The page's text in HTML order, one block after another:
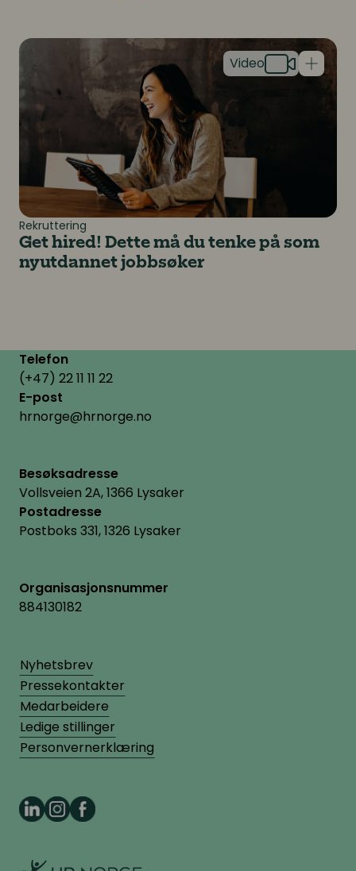
Rekruttering
Get hired! Dette må du tenke på som
nyutdannet jobbsøker
Get hired! Dette må du tenke på som nyutdannet
Telefon
(+47) 22 11 11 22
E-post
hrnorge@hrnorge.no
Besøksadresse
Vollsveien 2A, 1366 Lysaker
Postadresse
Postboks 331, 1326 Lysaker
Organisasjonsnummer
884130182
Nyhetsbrev
Pressekontakter
Medarbeidere
Ledige stillinger
Personvernerklæring
HR Norge